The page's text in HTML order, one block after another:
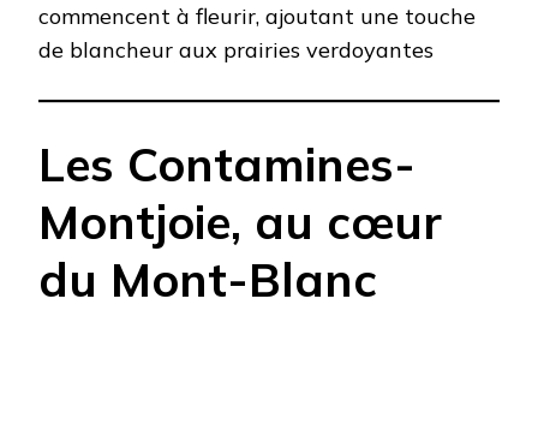
commencent à fleurir, ajoutant une touche
de blancheur aux prairies verdoyantes
Les Contamines-
Montjoie, au cœur
du Mont-Blanc